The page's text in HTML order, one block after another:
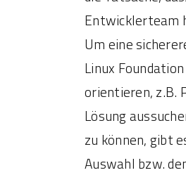
Entwicklerteam
Um eine
Linux
orientieren, z.B.
Lösung
zu können, gibt
Auswahl bzw.